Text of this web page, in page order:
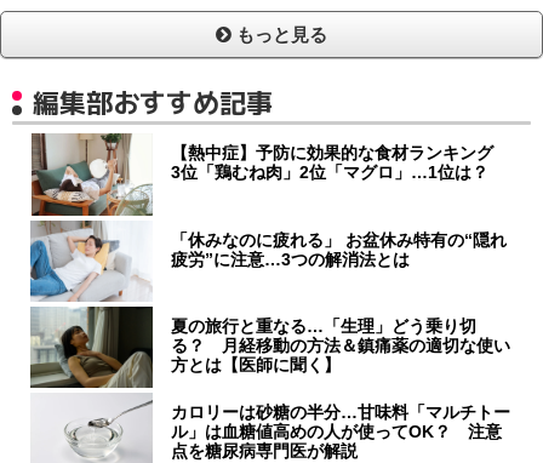
もっと見る
編集部おすすめ記事
【熱中症】予防に効果的な食材ランキング
3位「鶏むね肉」2位「マグロ」…1位は？
「休みなのに疲れる」 お盆休み特有の“隠れ
疲労”に注意…3つの解消法とは
夏の旅行と重なる…「生理」どう乗り切
る？ 月経移動の方法＆鎮痛薬の適切な使い
方とは【医師に聞く】
カロリーは砂糖の半分…甘味料「マルチトー
ル」は血糖値高めの人が使ってOK？ 注意
点を糖尿病専門医が解説